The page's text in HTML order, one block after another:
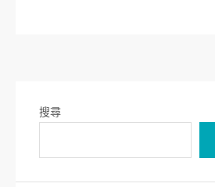
搜尋